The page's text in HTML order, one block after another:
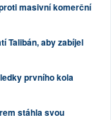
masivní komerční
Talibán, aby zabíjel
prvního kola
stáhla svou